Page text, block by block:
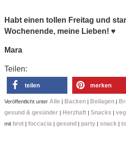
Habt einen tollen Freitag und
Wochenende, meine Lieben! ♥
Mara
Teilen:
teilen merken
Veröffentlicht unter Alle | Backen| Beilagen|
gesund & gesünder| Herzhaft| Snacks |
mit brot| foccacia | gesund | party| snack |